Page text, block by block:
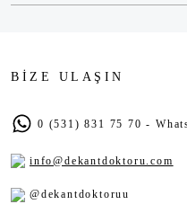
BİZE ULAŞIN
0 (531) 831 75 70 -
info@dekantdoktoru.com
@dekantdoktoruu